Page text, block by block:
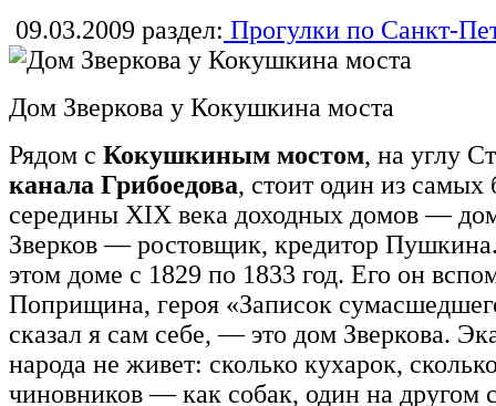
09.03.2009 раздел: Прогулки по Санкт-
Дом Зверкова у Кокушкина моста
Рядом с Кокушкиным мостом, на углу
канала Грибоедова, стоит один из
середины XIX века доходных домов —
Зверков — ростовщик, кредитор
этом доме с 1829 по 1833 год. Его он
Поприщина, героя «Записок
сказал я сам себе, — это дом Зверкова.
народа не живет: сколько кухарок,
чиновников — как собак, один на другом